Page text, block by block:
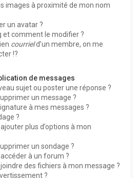
images à proximité de mon nom
un avatar ?
et comment le modifier ?
courrield’un membre, on me
!?
de messages
sujet ou poster une réponse ?
un message ?
à mes messages ?
?
plus d’options à mon
un sondage ?
à un forum ?
des fichiers à mon message ?
?